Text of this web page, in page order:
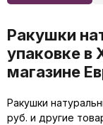
Ракушки
упаковке в
магазине
Ракушки
руб. и другие